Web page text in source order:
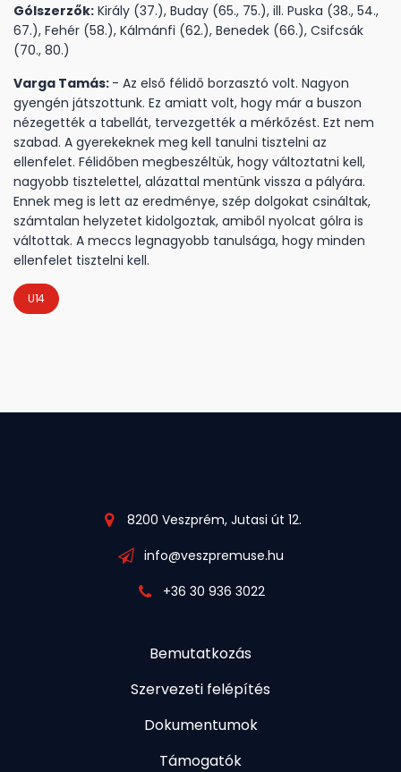
Gólszerzők: Király (37.), Buday (65., 75.), ill. Puska (38., 54.,
67.), Fehér (58.), Kálmánfi (62.), Benedek (66.), Csifcsák
(70., 80.)
Varga Tamás: - Az első félidő borzasztó volt. Nagyon
gyengén játszottunk. Ez amiatt volt, hogy már a buszon
nézegették a tabellát, tervezgették a mérkőzést. Ezt nem
szabad. A gyerekeknek meg kell tanulni tisztelni az
ellenfelet. Félidőben megbeszéltük, hogy változtatni kell,
nagyobb tisztelettel, alázattal mentünk vissza a pályára.
Ennek meg is lett az eredménye, szép dolgokat csináltak,
számtalan helyzetet kidolgoztak, amiből nyolcat gólra is
váltottak. A meccs legnagyobb tanulsága, hogy minden
ellenfelet tisztelni kell.
U14
8200 Veszprém, Jutasi út 12.
info@veszpremuse.hu
+36 30 936 3022
Bemutatkozás
Szervezeti felépítés
Dokumentumok
Támogatók